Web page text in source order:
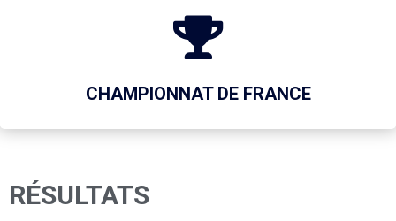
CHAMPIONNAT DE FRANCE
RÉSULTATS